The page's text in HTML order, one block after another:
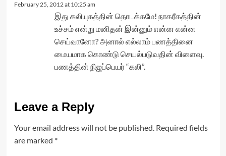
February 25, 2012 at 10:25 am
இது கலியுகத்தின் தொடக்கமே! நாகரீகத்தின்
உச்சம் என்று மனிதன் இன்னும் என்ன என்ன
செய்வானோ? அனால் எல்லாம் பணத்தினை
மையமாக கொண்டு செயல்படுவதின் விளைவு.
பணத்தின் நிஜப்பெயர் “கலி”.
Leave a Reply
Your email address will not be published. Required fields
are marked *